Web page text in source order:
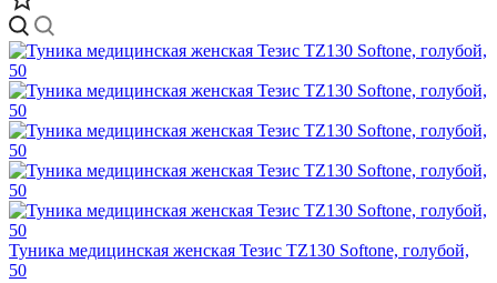
Туника медицинская женская Тезис TZ130 Softone, голубой,
50